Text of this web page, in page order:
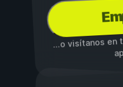
...o visítanos